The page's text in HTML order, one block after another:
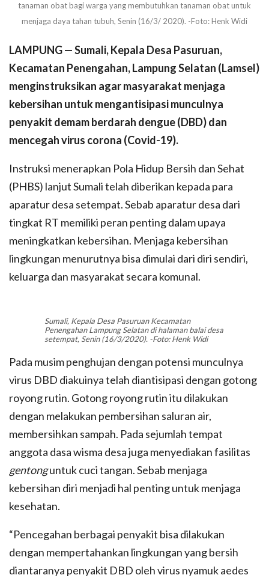
tanaman obat bagi warga yang membutuhkan tanaman obat untuk
menjaga daya tahan tubuh, Senin (16/3/ 2020). -Foto: Henk Widi
LAMPUNG — Sumali, Kepala Desa Pasuruan,
Kecamatan Penengahan, Lampung Selatan (Lamsel)
menginstruksikan agar masyarakat menjaga
kebersihan untuk mengantisipasi munculnya
penyakit demam berdarah dengue (DBD) dan
mencegah virus corona (Covid-19).
Instruksi menerapkan Pola Hidup Bersih dan Sehat
(PHBS) lanjut Sumali telah diberikan kepada para
aparatur desa setempat. Sebab aparatur desa dari
tingkat RT memiliki peran penting dalam upaya
meningkatkan kebersihan. Menjaga kebersihan
lingkungan menurutnya bisa dimulai dari diri sendiri,
keluarga dan masyarakat secara komunal.
Sumali, Kepala Desa Pasuruan Kecamatan
Penengahan Lampung Selatan di halaman balai desa
setempat, Senin (16/3/2020). -Foto: Henk Widi
Pada musim penghujan dengan potensi munculnya
virus DBD diakuinya telah diantisipasi dengan gotong
royong rutin. Gotong royong rutin itu dilakukan
dengan melakukan pembersihan saluran air,
membersihkan sampah. Pada sejumlah tempat
anggota dasa wisma desa juga menyediakan fasilitas
gentonguntuk cuci tangan. Sebab menjaga
kebersihan diri menjadi hal penting untuk menjaga
kesehatan.
“Pencegahan berbagai penyakit bisa dilakukan
dengan mempertahankan lingkungan yang bersih
diantaranya penyakit DBD oleh virus nyamuk aedes